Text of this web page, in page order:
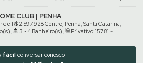
CLUB | PENHA
R$ 2.697.928
de
Centro, Penha, Santa Catarina,
, 3 ~ 4 Banheiro(s) , Privativo: 157.81 ~
fácil conversar conosco